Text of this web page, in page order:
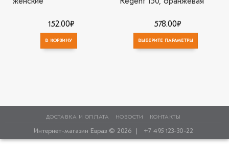
152.00₽
В КОРЗИНУ
578.00₽
ВЫБЕРИТЕ ПАРАМЕТРЫ
ДОСТАВКА И ОПЛАТА НОВОСТИ КОНТАКТЫ
Интернет-магазин Евраз © 2026 | +7 495 123-30-22